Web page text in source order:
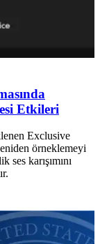
Etkileri
Exclusive
örneklemeyi
karışımını